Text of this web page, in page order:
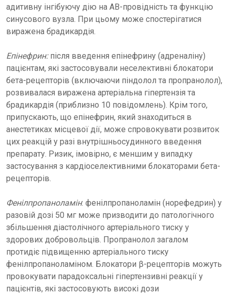
адитивну інгібуючу дію на АВ-провідність та функцію
синусового вузла. При цьому може спостерігатися
виражена брадикардія.
Епінефрин:після введення епінефрину (адреналіну)
пацієнтам, які застосовували неселективні блокатори
бета-рецепторів (включаючи піндолол та пропранолол),
розвивалася виражена артеріальна гіпертензія та
брадикардія (приблизно 10 повідомлень). Крім того,
припускають, що епінефрин, який знаходиться в
анестетиках місцевої дії, може спровокувати розвиток
цих реакцій у разі внутрішньосудинного введення
препарату. Ризик, імовірно, є меншим у випадку
застосування з кардіоселективними блокаторами бета-
рецепторів.
Фенілпропаноламін: фенілпропаноламін (норефедрин) у
разовій дозі 50 мг може призводити до патологічного
збільшення діастолічного артеріального тиску у
здорових добровольців. Пропранолол загалом
протидіє підвищенню артеріального тиску
фенілпропаноламіном. Блокатори β-рецепторів можуть
провокувати парадоксальні гіпертензивні реакції у
пацієнтів, які застосовують високі дози